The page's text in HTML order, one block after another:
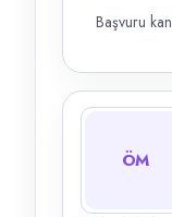
Başvuru
ÖM